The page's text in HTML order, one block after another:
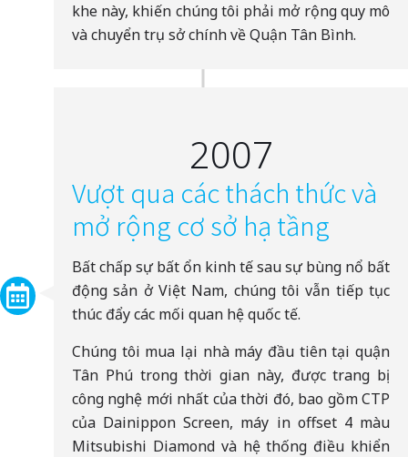
khe này, khiến chúng tôi phải mở rộng quy mô
và chuyển trụ sở chính về Quận Tân Bình.
2007
Vượt qua các thách thức và
mở rộng cơ sở hạ tầng
Bất chấp sự bất ổn kinh tế sau sự bùng nổ bất
động sản ở Việt Nam, chúng tôi vẫn tiếp tục
thúc đẩy các mối quan hệ quốc tế.
Chúng tôi mua lại nhà máy đầu tiên tại quận
Tân Phú trong thời gian này, được trang bị
công nghệ mới nhất của thời đó, bao gồm CTP
của Dainippon Screen, máy in offset 4 màu
Mitsubishi Diamond và hệ thống điều khiển